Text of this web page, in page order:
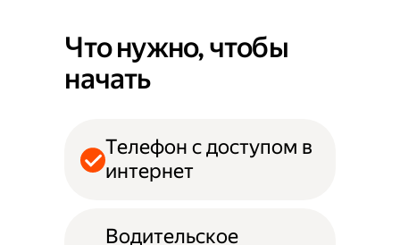
Что нужно, чтобы
начать
Телефон с доступом в
интернет
Водительское